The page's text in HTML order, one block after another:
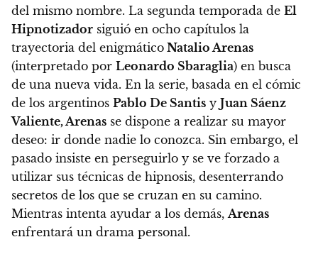
del mismo nombre. La segunda temporada de El
Hipnotizador siguió en ocho capítulos la
trayectoria del enigmático Natalio Arenas
(interpretado por Leonardo Sbaraglia) en busca
de una nueva vida. En la serie, basada en el cómic
de los argentinos Pablo De Santis y Juan Sáenz
Valiente, Arenas se dispone a realizar su mayor
deseo: ir donde nadie lo conozca. Sin embargo, el
pasado insiste en perseguirlo y se ve forzado a
utilizar sus técnicas de hipnosis, desenterrando
secretos de los que se cruzan en su camino.
Mientras intenta ayudar a los demás, Arenas
enfrentará un drama personal.